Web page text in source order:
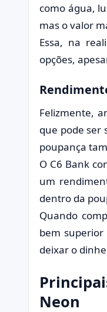
como água,
mas o valor
Essa, na
opções,
Felizmente,
que pode ser
poupança
O C6 Bank
um
dentro da
Quando
bem
deixar o
Neon